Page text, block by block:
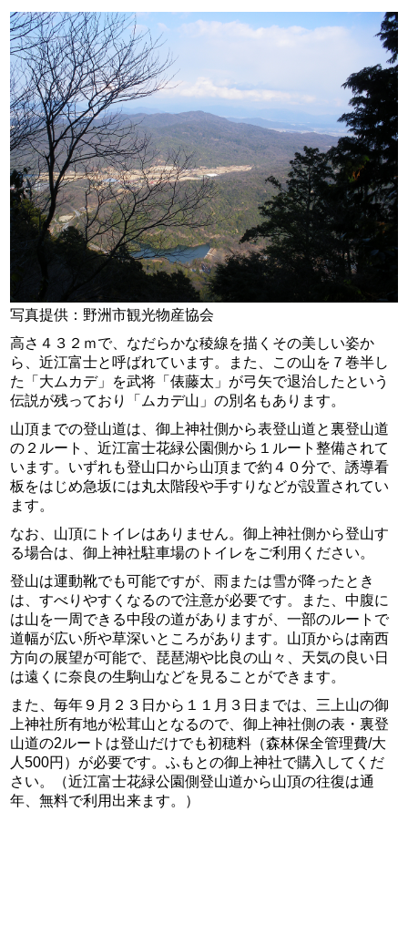
写真提供：野洲市観光物産協会
高さ４３２ｍで、なだらかな稜線を描くその美しい姿か
ら、近江富士と呼ばれています。また、この山を７巻半し
た「大ムカデ」を武将「俵藤太」が弓矢で退治したという
伝説が残っており「ムカデ山」の別名もあります。
山頂までの登山道は、御上神社側から表登山道と裏登山道
の２ルート、近江富士花緑公園側から１ルート整備されて
います。いずれも登山口から山頂まで約４０分で、誘導看
板をはじめ急坂には丸太階段や手すりなどが設置されてい
ます。
なお、山頂にトイレはありません。御上神社側から登山す
る場合は、御上神社駐車場のトイレをご利用ください。
登山は運動靴でも可能ですが、雨または雪が降ったとき
は、すべりやすくなるので注意が必要です。また、中腹に
は山を一周できる中段の道がありますが、一部のルートで
道幅が広い所や草深いところがあります。山頂からは南西
方向の展望が可能で、琵琶湖や比良の山々、天気の良い日
は遠くに奈良の生駒山などを見ることができます。
また、毎年９月２３日から１１月３日までは、三上山の御
上神社所有地が松茸山となるので、御上神社側の表・裏登
山道の2ルートは登山だけでも初穂料（森林保全管理費/大
人500円）が必要です。ふもとの御上神社で購入してくだ
さい。（近江富士花緑公園側登山道から山頂の往復は通
年、無料で利用出来ます。）